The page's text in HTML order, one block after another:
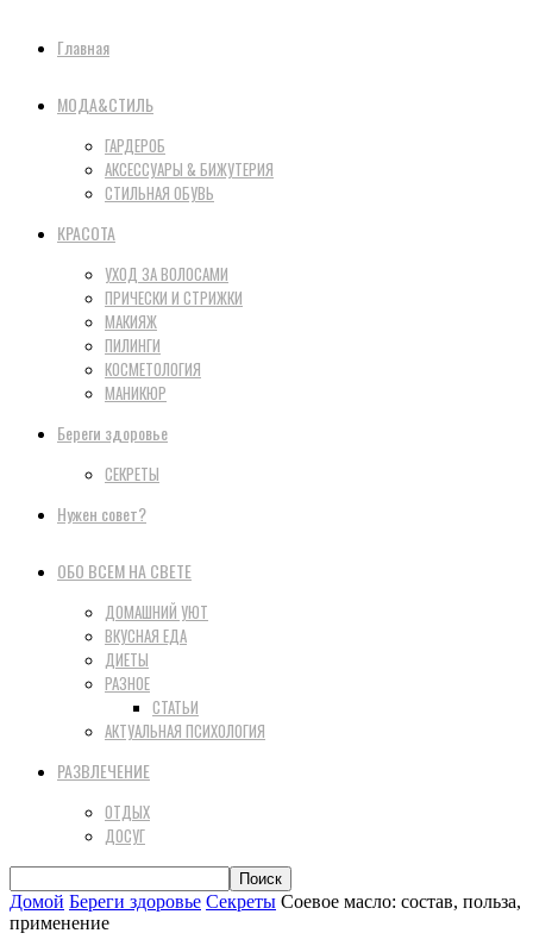
Главная
МОДА&СТИЛЬ
ГАРДЕРОБ
АКСЕССУАРЫ & БИЖУТЕРИЯ
СТИЛЬНАЯ ОБУВЬ
КРАСОТА
УХОД ЗА ВОЛОСАМИ
ПРИЧЕСКИ И СТРИЖКИ
МАКИЯЖ
ПИЛИНГИ
КОСМЕТОЛОГИЯ
МАНИКЮР
Береги здоровье
СЕКРЕТЫ
Нужен совет?
ОБО ВСЕМ НА СВЕТЕ
ДОМАШНИЙ УЮТ
ВКУСНАЯ ЕДА
ДИЕТЫ
РАЗНОЕ
СТАТЬИ
АКТУАЛЬНАЯ ПСИХОЛОГИЯ
РАЗВЛЕЧЕНИЕ
ОТДЫХ
ДОСУГ
Домой Береги здоровье Секреты Соевое масло: состав, польза,
применение